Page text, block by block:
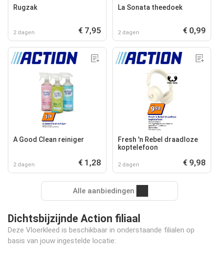
Rugzak
2 dagen € 7,95
La Sonata theedoek
2 dagen € 0,99
A Good Clean reiniger
2 dagen € 1,28
Fresh 'n Rebel draadloze
koptelefoon
2 dagen € 9,98
Alle aanbiedingen
Dichtsbijzijnde Action filiaal
Deze Vloerkleed is beschikbaar in onderstaande filialen op
basis van jouw ingestelde locatie: